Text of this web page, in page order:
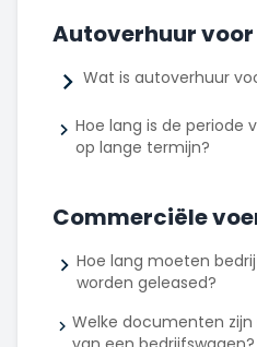
Autoverhuur
Wat is autoverhuur
Hoe lang is de periode
op lange termijn?
Commerciële
Hoe lang moeten
worden geleased?
Welke documenten